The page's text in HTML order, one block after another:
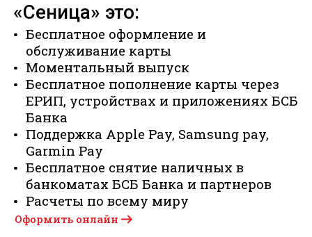
«Сеница» это:
Бесплатное оформление и
обслуживание карты
Моментальный выпуск
Бесплатное пополнение карты через
ЕРИП, устройствах и приложениях БСБ
Банка
Поддержка Apple Pay, Samsung pay,
Garmin Pay
Бесплатное снятие наличных в
банкоматах БСБ Банка и партнеров
Расчеты по всему миру
Оформить онлайн